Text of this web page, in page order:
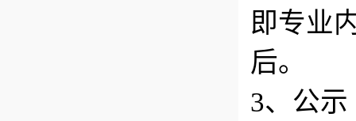
即专业
后。
3、公示